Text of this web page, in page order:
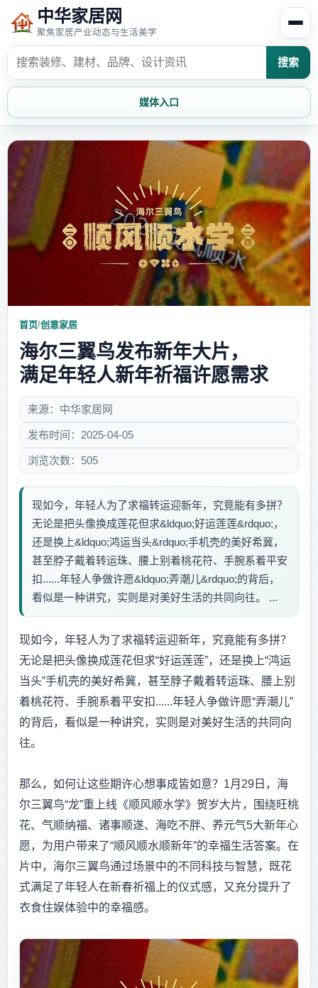
中华家居网
聚焦家居产业动态与生活美学
搜索
媒体入口
首页 家居资讯
家居风水 家居欣赏
时尚饰家 装修设计
家居文化
家装攻略 创意家居
首页/创意家居
海尔三翼鸟发布新年大片，
满足年轻人新年祈福许愿需求
来源：中华家居网
发布时间：2025-04-05
浏览次数：505
现如今，年轻人为了求福转运迎新年，究竟能有多拼？
无论是把头像换成莲花但求&ldquo;好运莲莲&rdquo;，
还是换上&ldquo;鸿运当头&rdquo;手机壳的美好希冀，
甚至脖子戴着转运珠、腰上别着桃花符、手腕系着平安
扣......年轻人争做许愿&ldquo;弄潮儿&rdquo;的背后，
看似是一种讲究，实则是对美好生活的共同向往。 ...
现如今，年轻人为了求福转运迎新年，究竟能有多拼？
无论是把头像换成莲花但求“好运莲莲”，还是换上“鸿运
当头”手机壳的美好希冀，甚至脖子戴着转运珠、腰上别
着桃花符、手腕系着平安扣......年轻人争做许愿“弄潮儿”
的背后，看似是一种讲究，实则是对美好生活的共同向
往。
那么，如何让这些期许心想事成皆如意？1月29日，海
尔三翼鸟“龙”重上线《顺风顺水学》贺岁大片，围绕旺桃
花、气顺纳福、诸事顺遂、海吃不胖、养元气5大新年心
愿，为用户带来了“顺风顺水顺新年”的幸福生活答案。在
片中，海尔三翼鸟通过场景中的不同科技与智慧，既花
式满足了年轻人在新春祈福上的仪式感，又充分提升了
衣食住娱体验中的幸福感。